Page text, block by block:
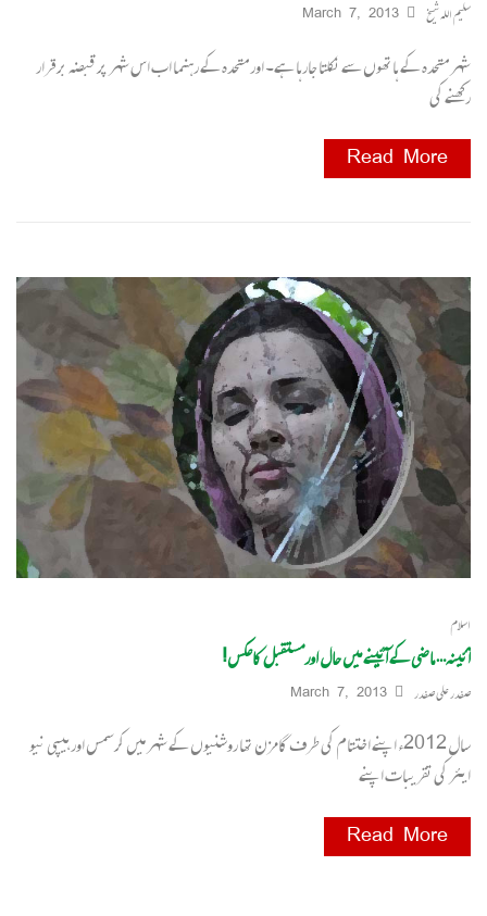
سلیم اللہ شیخ March 7, 2013
شہر متحدہ کے ہاتھوں سے نکلتا جارہا ہے۔ اور متحدہ کے رہنما اب اس شہر پر قبضہ برقرار
رکھنے کی
Read More
اسلام
آئینہ… ماضی کے آئینے میں حال اورمستقبل کاعکس!
صفدر علی صفدر March 7, 2013
سال 2012ء اپنے اختتام کی طرف گامزن تھا روشنیوں کے شہر میں کرسمس اور ہیپی نیو
ایئر کی تقریبات اپنے
Read More